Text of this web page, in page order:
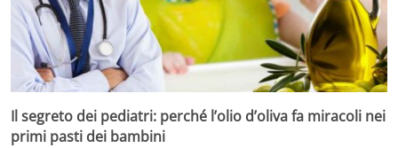
Il segreto dei pediatri: perché l’olio d’oliva fa miracoli nei
primi pasti dei bambini